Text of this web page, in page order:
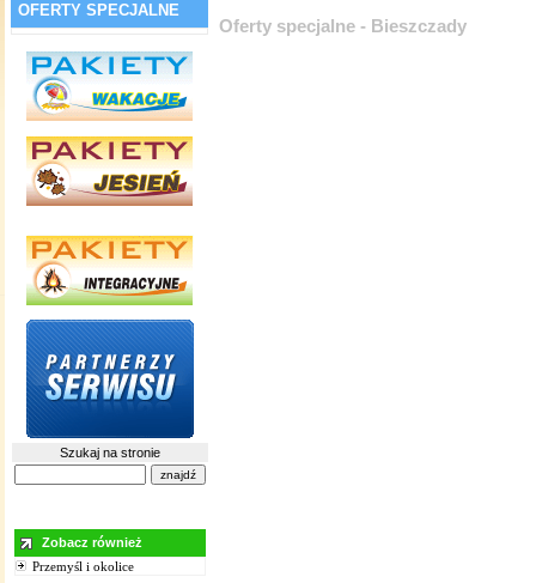
OFERTY SPECJALNE
Szukaj na stronie
Zobacz również
Przemyśl i okolice
Oferty specjalne - Bieszczady